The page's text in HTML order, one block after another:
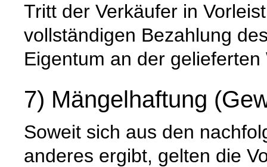
Tritt der Verkäufer in
vollständigen Bezahlung
Eigentum an der gelieferten
7) Mängelhaftung
Soweit sich aus den
anderes ergibt, gelten die